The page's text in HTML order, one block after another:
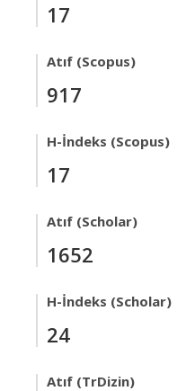
17
Atıf (Scopus)
917
H-İndeks (Scopus)
17
Atıf (Scholar)
1652
H-İndeks (Scholar)
24
Atıf (TrDizin)